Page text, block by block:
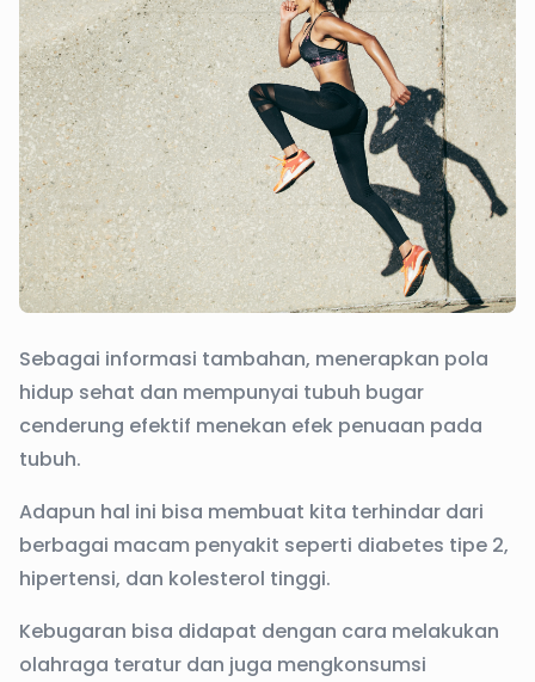
Sebagai informasi tambahan, menerapkan pola
hidup sehat dan mempunyai tubuh bugar
cenderung efektif menekan efek penuaan pada
tubuh.
Adapun hal ini bisa membuat kita terhindar dari
berbagai macam penyakit seperti diabetes tipe 2,
hipertensi, dan kolesterol tinggi.
Kebugaran bisa didapat dengan cara melakukan
olahraga teratur dan juga mengkonsumsi